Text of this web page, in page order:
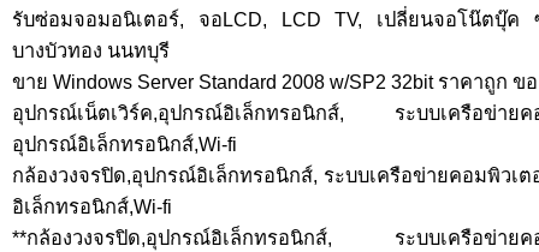
รับซ่อมจอมอนิเตอร์, จอLCD, LCD TV, เปลี่ยนจอโน๊ตบุ๊ค
บางบัวทอง นนทบุรี
ขาย Windows Server Standard 2008 w/SP2 32bit ราคาถูก ข
อุปกรณ์เน็ตเวิร์ค,อุปกรณ์อิเล็กทรอนิกส์, ระบบเครือข่ายค
อุปกรณ์อิเล็กทรอนิกส์,Wi-fi
กล้องวงจรปิด,อุปกรณ์อิเล็กทรอนิกส์, ระบบเครือข่ายคอมพิวเ
อิเล็กทรอนิกส์,Wi-fi
**กล้องวงจรปิด,อุปกรณ์อิเล็กทรอนิกส์, ระบบเครือข่ายคอ